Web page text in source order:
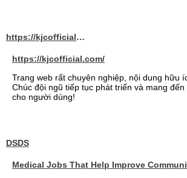
https://kjcofficial.com/
https://kjcofficial.com/
Trang web rất chuyên nghiệp, nội dung hữu
Chúc đội ngũ tiếp tục phát triển và mang
cho người dùng!
DSDS
Medical Jobs That Help Improve